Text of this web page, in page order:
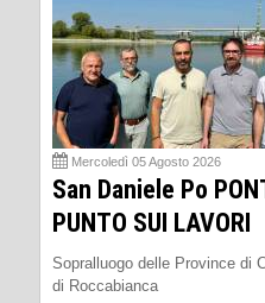
Mercoledì 05 Agosto 2026
San Daniele Po
PUNTO SUI LAVORI
Sopralluogo delle Province di
di Roccabianca